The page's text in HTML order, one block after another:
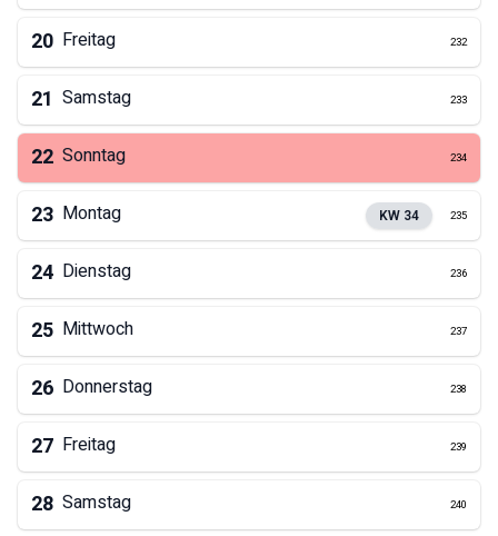
20 Freitag 232
21 Samstag 233
22 Sonntag 234
23 Montag KW 34 235
24 Dienstag 236
25 Mittwoch 237
26 Donnerstag 238
27 Freitag 239
28 Samstag 240